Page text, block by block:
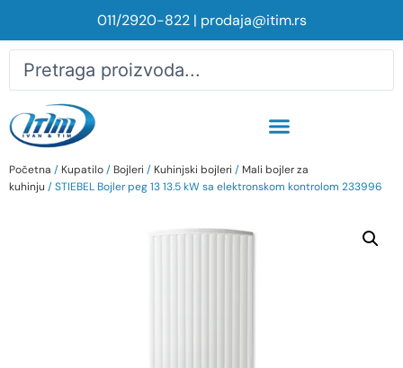
011/2920-822| prodaja@itim.rs
Početna / Kupatilo/ Bojleri / Kuhinjski bojleri / Mali bojler za
kuhinju / STIEBEL Bojler peg 13 13.5 kW sa elektronskom kontrolom 233996